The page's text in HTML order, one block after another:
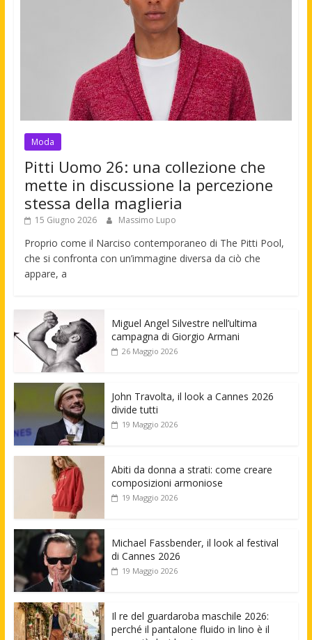
Moda
Pitti Uomo 26: una collezione che
mette in discussione la percezione
stessa della maglieria
15 Giugno 2026 Massimo Lupo
Proprio come il Narciso contemporaneo di The Pitti Pool,
che si confronta con un’immagine diversa da ciò che
appare, a
Miguel Angel Silvestre nell’ultima
campagna di Giorgio Armani
26 Maggio 2026
John Travolta, il look a Cannes 2026
divide tutti
19 Maggio 2026
Abiti da donna a strati: come creare
composizioni armoniose
19 Maggio 2026
Michael Fassbender, il look al festival
di Cannes 2026
19 Maggio 2026
Il re del guardaroba maschile 2026:
perché il pantalone fluido in lino è il